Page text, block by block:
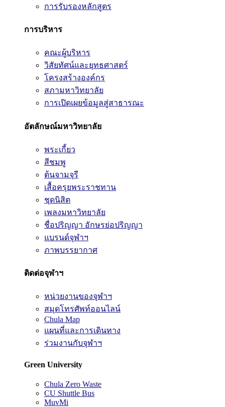
การรับรองหลักสูตร
การบริหาร
คณะผู้บริหาร
วิสัยทัศน์และยุทธศาสตร์
โครงสร้างองค์กร
สภามหาวิทยาลัย
การเปิดเผยข้อมูลสู่สาธารณะ
อัตลักษณ์มหาวิทยาลัย
พระเกี้ยว
สีชมพู
ต้นจามจุรี
เสื้อครุยพระราชทาน
ชุดนิสิต
เพลงมหาวิทยาลัย
ชื่อปริญญา อักษรย่อปริญญา
แบรนด์จุฬาฯ
ภาพบรรยากาศ
ติดต่อจุฬาฯ
หน่วยงานของจุฬาฯ
สมุดโทรศัพท์ออนไลน์
Chula Map
แผนที่และการเดินทาง
ร่วมงานกับจุฬาฯ
Green University
Chula Zero Waste
CU Shuttle Bus
MuvMi